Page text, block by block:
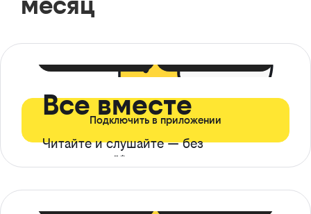
Все вместе
Читайте и слушайте — без
ограничений*
Подключить в приложении